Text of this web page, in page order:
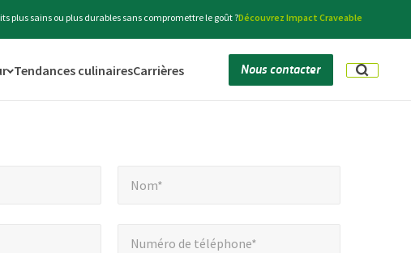
plus sains ou plus durables sans compromettre le goût ?Découvrez Impact Craveable
Tendances culinairesCarrières Nous contacter
Nom*
Numéro
Numéro de téléphone*